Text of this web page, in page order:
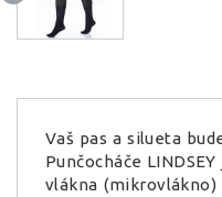
Vaš pas a silueta
Punčocháče
vlákna